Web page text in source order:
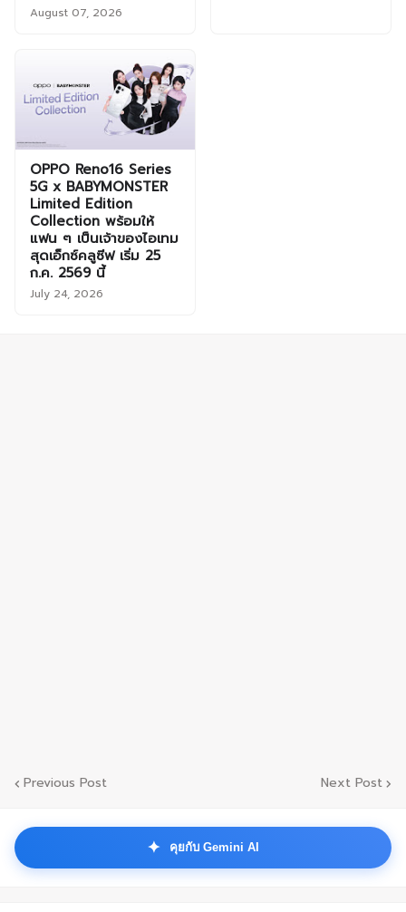
August 07, 2026
OPPO Reno16 Series
5G x BABYMONSTER
Limited Edition
Collection พร้อมให้
แฟน ๆ เป็นเจ้าของไอเทม
สุดเอ็กซ์คลูซีฟ เริ่ม 25
ก.ค. 2569 นี้
July 24, 2026
Previous Post Next Post
✦ คุยกับ Gemini AI